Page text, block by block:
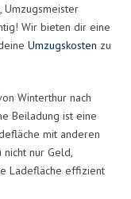
Umzugsmeister
Wir bieten dir eine
Umzugskosten zu
Winterthur nach
Beiladung ist eine
mit anderen
nicht nur Geld,
Ladefläche effizient